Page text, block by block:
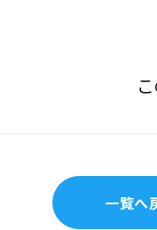
一覧へ